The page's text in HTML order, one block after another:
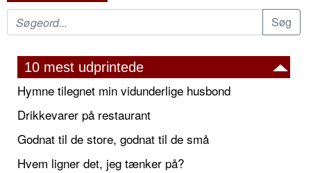
10 mest udprintede
Hymne tilegnet min vidunderlige husbond
Drikkevarer på restaurant
Godnat til de store, godnat til de små
Hvem ligner det, jeg tænker på?